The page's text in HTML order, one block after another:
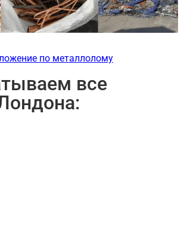
по металлолому
все